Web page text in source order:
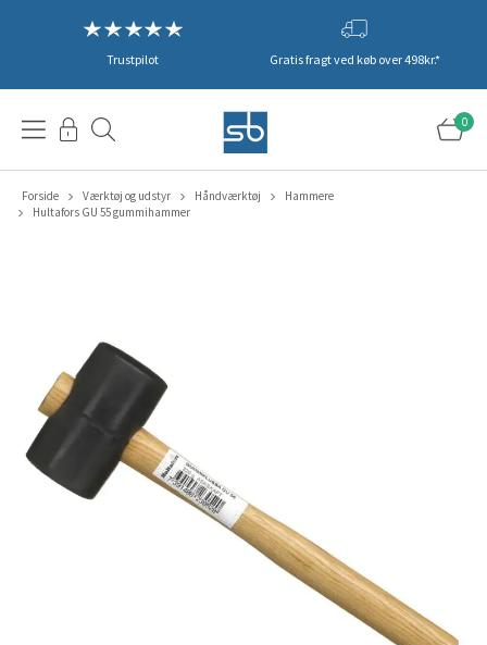
Trustpilot Gratis fragt ved køb over 498kr.*
0
Forside Værktøj og udstyr Håndværktøj
Hammere
Hultafors GU 55 gummihammer